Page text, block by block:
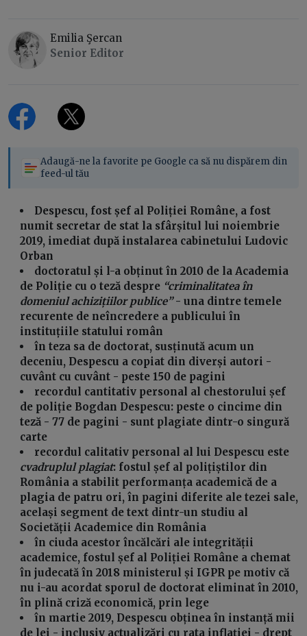
Emilia Şercan
Senior Editor
Adaugă-ne la favorite pe Google ca să nu dispărem din
feed-ul tău
Despescu, fost șef al Poliției Române, a fost
numit secretar de stat la sfârșitul lui noiembrie
2019, imediat după instalarea cabinetului Ludovic
Orban
doctoratul și l-a obținut în 2010 de la Academia
de Poliție cu o teză despre “criminalitatea în
domeniul achizițiilor publice”- una dintre temele
recurente de neîncredere a publicului în
instituțiile statului român
în teza sa de doctorat, susținută acum un
deceniu, Despescu a copiat din diverși autori -
cuvânt cu cuvânt - peste 150 de pagini
recordul cantitativ personal al chestorului șef
de poliție Bogdan Despescu: peste o cincime din
teză - 77 de pagini - sunt plagiate dintr-o singură
carte
recordul calitativ personal al lui Despescu este
cvadruplul plagiat: fostul șef al polițiștilor din
România a stabilit performanța academică de a
plagia de patru ori, în pagini diferite ale tezei sale,
același segment de text dintr-un studiu al
Societății Academice din România
în ciuda acestor încălcări ale integrității
academice, fostul șef al Poliției Române a chemat
în judecată în 2018 ministerul și IGPR pe motiv că
nu i-au acordat sporul de doctorat eliminat în 2010,
în plină criză economică, prin lege
în martie 2019, Despescu obținea în instanță mii
de lei - inclusiv actualizări cu rata inflației - drept